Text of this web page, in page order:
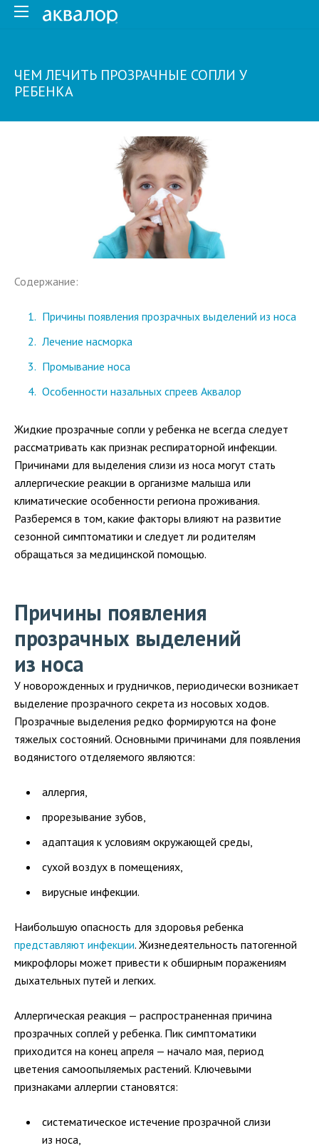
ЧЕМ ЛЕЧИТЬ ПРОЗРАЧНЫЕ СОПЛИ У
РЕБЕНКА
Содержание:
Причины появления прозрачных выделений из носа
Лечение насморка
Промывание носа
Особенности назальных спреев Аквалор
Жидкие прозрачные сопли у ребенка не всегда следует
рассматривать как признак респираторной инфекции.
Причинами для выделения слизи из носа могут стать
аллергические реакции в организме малыша или
климатические особенности региона проживания.
Разберемся в том, какие факторы влияют на развитие
сезонной симптоматики и следует ли родителям
обращаться за медицинской помощью.
Причины появления
прозрачных выделений
из носа
У новорожденных и грудничков, периодически возникает
выделение прозрачного секрета из носовых ходов.
Прозрачные выделения редко формируются на фоне
тяжелых состояний. Основными причинами для появления
водянистого отделяемого являются:
аллергия,
прорезывание зубов,
адаптация к условиям окружающей среды,
сухой воздух в помещениях,
вирусные инфекции.
Наибольшую опасность для здоровья ребенка
представляют инфекции. Жизнедеятельность патогенной
микрофлоры может привести к обширным поражениям
дыхательных путей и легких.
Аллергическая реакция — распространенная причина
прозрачных соплей у ребенка. Пик симптоматики
приходится на конец апреля — начало мая, период
цветения самоопыляемых растений. Ключевыми
признаками аллергии становятся:
систематическое истечение прозрачной слизи
из носа,